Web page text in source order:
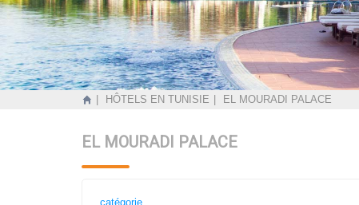
HÔTELS EN TUNISIE EL MOURADI PALACE
EL MOURADI PALACE
catégorie